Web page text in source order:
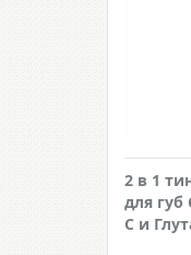
2 в 1
для
С и